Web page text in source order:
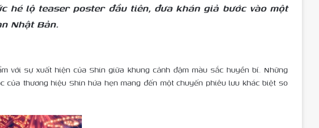
hé lộ teaser poster đầu tiên, đưa khán giả bước vào một
Nhật Bản.
với sự xuất hiện của Shin giữa khung cảnh đậm màu sắc huyền bí. Những
thương hiệu Shin hứa hẹn mang đến một chuyến phiêu lưu khác biệt so